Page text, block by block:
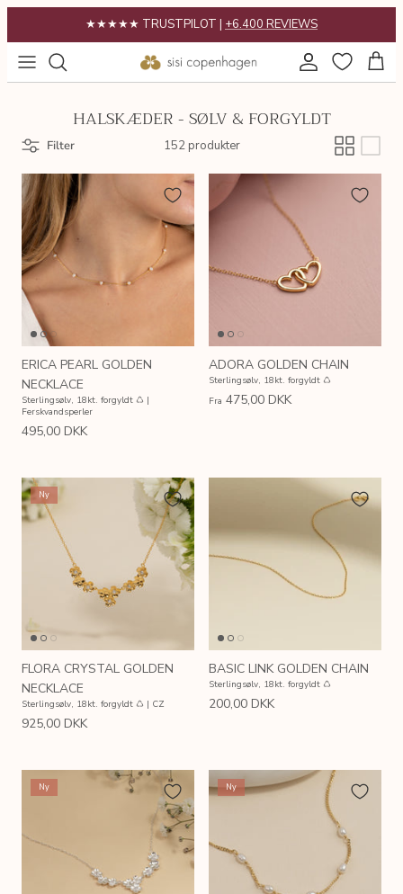
★★★★★ TRUSTPILOT | +6.400 REVIEWS
POPULÆRT
KATEGORIER
INSPIRATION
Gaveguide
Gavekort
Sterlingsølv, 18kt. forgyldt ♺
Fra 200,00 DKK 175,00
HALSKÆDER - SØLV & FORGYLDT
Filter 152 produkter
ERICA PEARL GOLDEN
NECKLACE
Sterlingsølv, 18kt. forgyldt ♺ |
Ferskvandsperler
495,00 DKK
ADORA GOLDEN CHAIN
Sterlingsølv, 18kt. forgyldt ♺
Fra 475,00 DKK
Ny
FLORA CRYSTAL GOLDEN
NECKLACE
Sterlingsølv, 18kt. forgyldt ♺ | CZ
925,00 DKK
BASIC LINK GOLDEN CHAIN
Sterlingsølv, 18kt. forgyldt ♺
200,00 DKK
Ny Ny